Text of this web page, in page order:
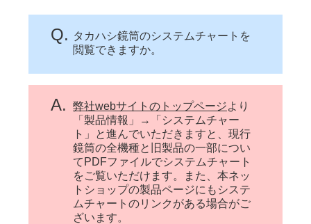
Q. タカハシ鏡筒のシステムチャートを
閲覧できますか。
A. 弊社webサイトのトップページより
「製品情報」→「システムチャー
ト」と進んでいただきますと、現行
鏡筒の全機種と旧製品の一部につい
てPDFファイルでシステムチャート
をご覧いただけます。また、本ネッ
トショップの製品ページにもシステ
ムチャートのリンクがある場合がご
ざいます。